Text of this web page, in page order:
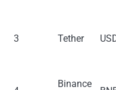
3 Tether
Binance